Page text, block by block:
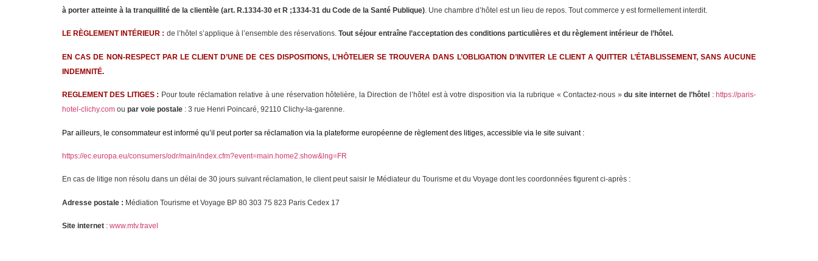
à porter atteinte à la tranquillité de la clientèle (art. R.1334-30 et R ;1334-31 du Code de la Santé Publique). Une chambre d’hôtel est un lieu de repos. Tout commerce y est formellement interdit.
LE RÈGLEMENT INTÉRIEUR : de l’hôtel s’applique à l’ensemble des réservations. Tout séjour entraîne l’acceptation des conditions particulières et du règlement intérieur de l’hôtel.
EN CAS DE NON-RESPECT PAR LE CLIENT D’UNE DE CES DISPOSITIONS, L’HÔTELIER SE TROUVERA DANS L’OBLIGATION D’INVITER LE CLIENT A QUITTER L’ÉTABLISSEMENT, SANS AUCUNE
INDEMNITÉ.
REGLEMENT DES LITIGES : Pour toute réclamation relative à une réservation hôtelière, la Direction de l’hôtel est à votre disposition via la rubrique « Contactez-nous »du site internet de l’hôtel : https://paris-
hotel-clichy.com ou par voie postale : 3 rue Henri Poincaré, 92110 Clichy-la-garenne.
Par ailleurs, le consommateur est informé qu’il peut porter sa réclamation via la plateforme européenne de règlement des litiges, accessible via le site suivant :
https://ec.europa.eu/consumers/odr/main/index.cfm?event=main.home2.show&lng=FR
En cas de litige non résolu dans un délai de 30 jours suivant réclamation, le client peut saisir le Médiateur du Tourisme et du Voyage dont les coordonnées figurent ci-après :
Adresse postale : Médiation Tourisme et Voyage BP 80 303 75 823 Paris Cedex 17
Site internet : www.mtv.travel